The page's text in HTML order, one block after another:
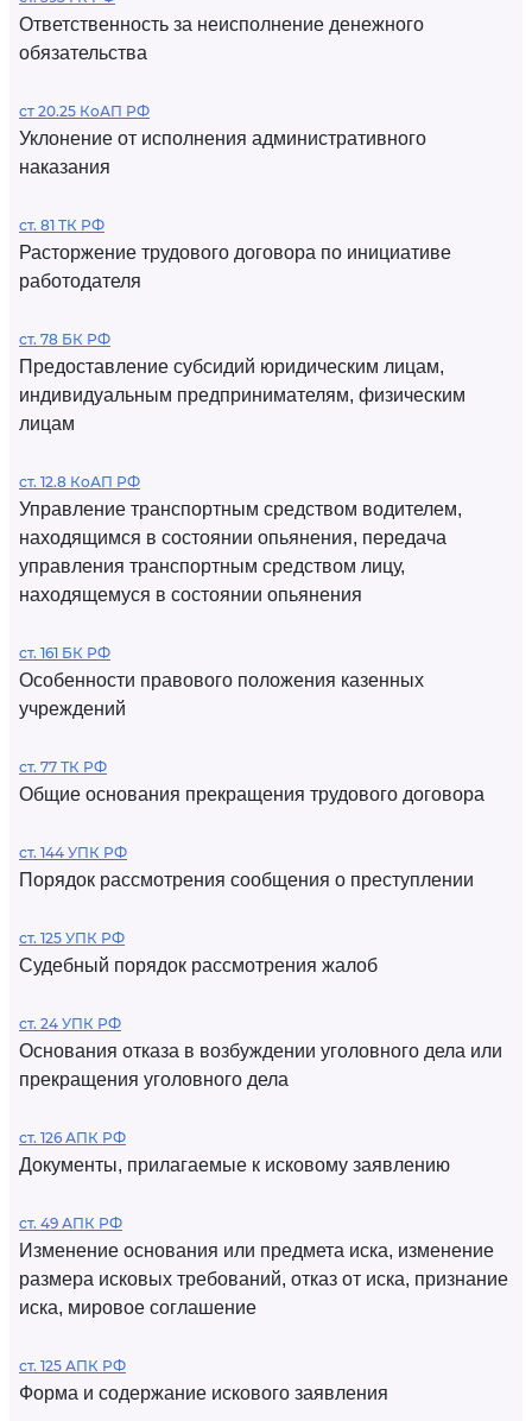
Ответственность за неисполнение денежного
обязательства
ст 20.25 КоАП РФ
Уклонение от исполнения административного
наказания
ст. 81 ТК РФ
Расторжение трудового договора по инициативе
работодателя
ст. 78 БК РФ
Предоставление субсидий юридическим лицам,
индивидуальным предпринимателям, физическим
лицам
ст. 12.8 КоАП РФ
Управление транспортным средством водителем,
находящимся в состоянии опьянения, передача
управления транспортным средством лицу,
находящемуся в состоянии опьянения
ст. 161 БК РФ
Особенности правового положения казенных
учреждений
ст. 77 ТК РФ
Общие основания прекращения трудового договора
ст. 144 УПК РФ
Порядок рассмотрения сообщения о преступлении
ст. 125 УПК РФ
Судебный порядок рассмотрения жалоб
ст. 24 УПК РФ
Основания отказа в возбуждении уголовного дела или
прекращения уголовного дела
ст. 126 АПК РФ
Документы, прилагаемые к исковому заявлению
ст. 49 АПК РФ
Изменение основания или предмета иска, изменение
размера исковых требований, отказ от иска, признание
иска, мировое соглашение
ст. 125 АПК РФ
Форма и содержание искового заявления